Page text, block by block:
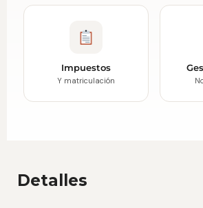
Impuestos
Y matriculación
Detalles